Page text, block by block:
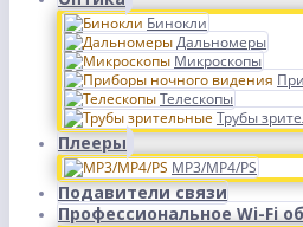
Бинокли
Дальномеры
Микроскопы
Телескопы
Трубы
Плееры
MP3/MP4/PS
Подавители связи
Профессиональное Wi-Fi